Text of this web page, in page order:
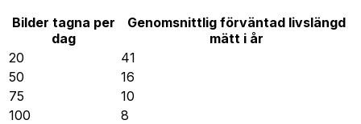
Bilder tagna per
dag
Genomsnittlig förväntad livslängd
mätt i år
20
41
50
16
75
10
100
8